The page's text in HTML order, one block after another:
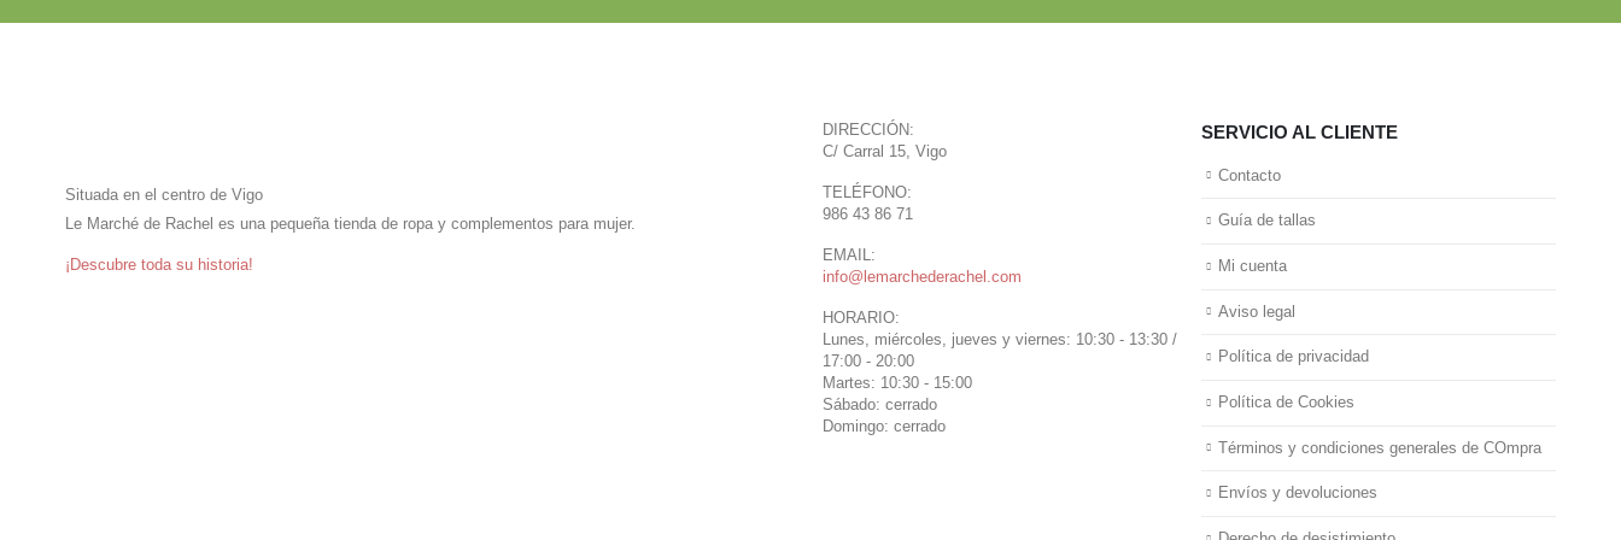
Situada en el centro de Vigo
Le Marché de Rachel es una pequeña tienda de ropa y complementos para mujer.
¡Descubre toda su historia!
DIRECCIÓN:
C/ Carral 15, Vigo
TELÉFONO:
986 43 86 71
EMAIL:
info@lemarchederachel.com
HORARIO:
Lunes, miércoles, jueves y viernes: 10:30 - 13:30 /
17:00 - 20:00
Martes: 10:30 - 15:00
Sábado: cerrado
Domingo: cerrado
SERVICIO AL CLIENTE
Contacto
Guía de tallas
Mi cuenta
Aviso legal
Política de privacidad
Política de Cookies
Términos y condiciones generales de COmpra
Envíos y devoluciones